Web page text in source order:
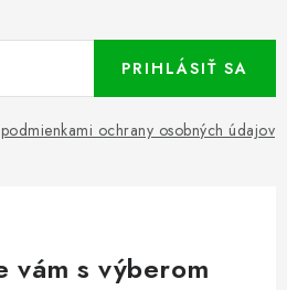
podmienkami ochrany osobných údajov
PRIHLÁSIŤ SA
vám s výberom